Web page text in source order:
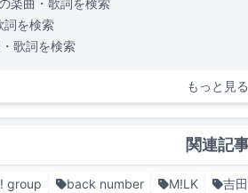
楽曲・歌詞を検索
詞を検索
歌詞を検索
もっと見る
関連記
group back number M!LK 吉